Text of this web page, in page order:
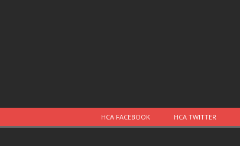
HCA FACEBOOK HCA TWITTER